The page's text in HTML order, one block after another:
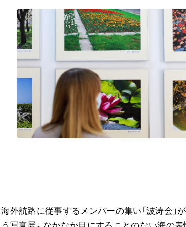
海外航路に従事するメンバーの集い「波涛会」